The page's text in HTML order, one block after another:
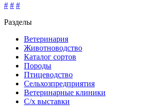
# # #
Разделы
Ветеринария
Животноводство
Каталог сортов
Породы
Птицеводство
Сельхозпредприятия
Ветеринарные клиники
С/х выставки